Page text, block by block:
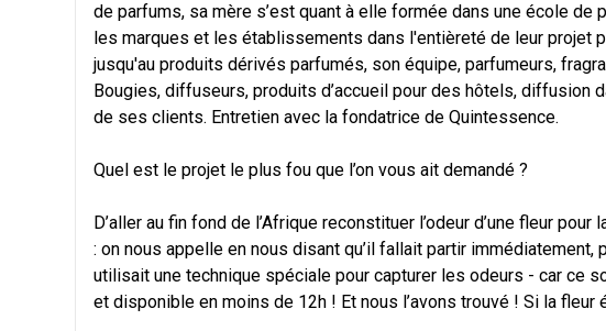
de parfums, sa mère s’est quant à elle formée dans une école
les marques et les établissements dans l'entièreté de leur projet
jusqu'au produits dérivés parfumés, son équipe, parfumeurs,
Bougies, diffuseurs, produits d’accueil pour des hôtels,
de ses clients. Entretien avec la fondatrice de Quintessence.
Quel est le projet le plus fou que l’on vous ait demandé ?
D’aller au fin fond de l’Afrique reconstituer l’odeur d’une fleur
: on nous appelle en nous disant qu’il fallait partir
utilisait une technique spéciale pour capturer les odeurs - car ce
et disponible en moins de 12h ! Et nous l’avons trouvé ! Si la